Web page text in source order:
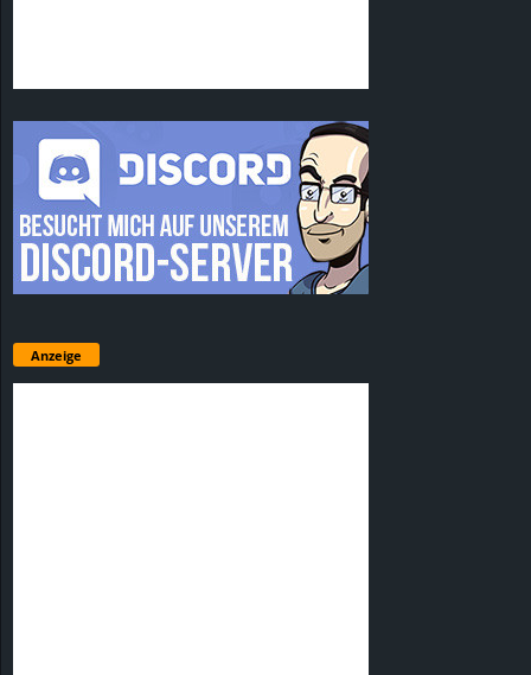
Anzeige